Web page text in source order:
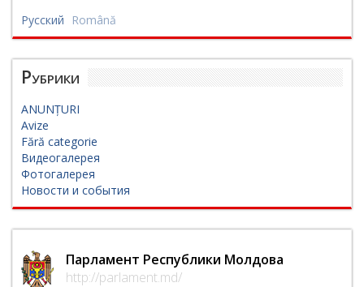
Русский Română
Рубрики
ANUNȚURI
Avize
Fără categorie
Видеогалерея
Фотогалерея
Новости и события
Парламент Республики Молдова
http://parlament.md/